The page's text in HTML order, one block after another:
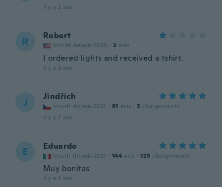
il y a 2 ans
R Robert
Inscrit depuis 2020 · 3 avis
I ordered lights and received a tshirt.
il y a 2 ans
J Jindřich
Inscrit depuis 2021 · 61 avis · 3 chargements
il y a 2 ans
E Eduardo
Inscrit depuis 2021 · 144 avis · 125 chargements
Muy bonitas
il y a 2 ans